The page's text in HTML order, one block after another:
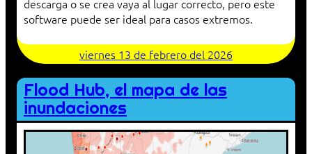
descarga o se crea vaya al lugar correcto, pero este
software puede ser ideal para casos extremos.
viernes 13 de febrero del 2026
Flood Hub, el mapa de las
inundaciones